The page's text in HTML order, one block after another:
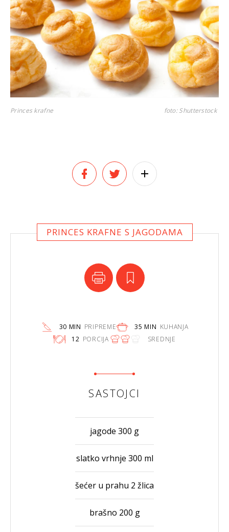
Princes krafne foto: Shutterstock
PRINCES KRAFNE S JAGODAMA
30 MIN PRIPREME 35 MIN KUHANJA
12 PORCIJA SREDNJE
SASTOJCI
jagode 300 g
slatko vrhnje 300 ml
šećer u prahu 2 žlica
brašno 200 g